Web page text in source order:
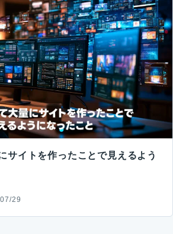
サイトを作ったことで見えるよう
29